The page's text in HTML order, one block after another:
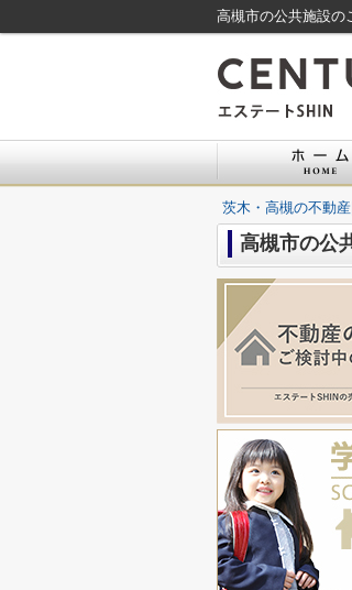
高槻市の公共施設の
茨木・高槻の不動
高槻市の公